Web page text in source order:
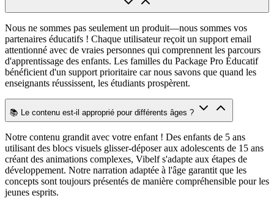
Nous ne sommes pas seulement un produit—nous sommes vos
partenaires éducatifs ! Chaque utilisateur reçoit un support email
attentionné avec de vraies personnes qui comprennent les parcours
d'apprentissage des enfants. Les familles du Package Pro Éducatif
bénéficient d'un support prioritaire car nous savons que quand les
enseignants réussissent, les étudiants prospèrent.
📚 Le contenu est-il approprié pour différents âges ?
Notre contenu grandit avec votre enfant ! Des enfants de 5 ans
utilisant des blocs visuels glisser-déposer aux adolescents de 15 ans
créant des animations complexes, Vibelf s'adapte aux étapes de
développement. Notre narration adaptée à l'âge garantit que les
concepts sont toujours présentés de manière compréhensible pour les
jeunes esprits.